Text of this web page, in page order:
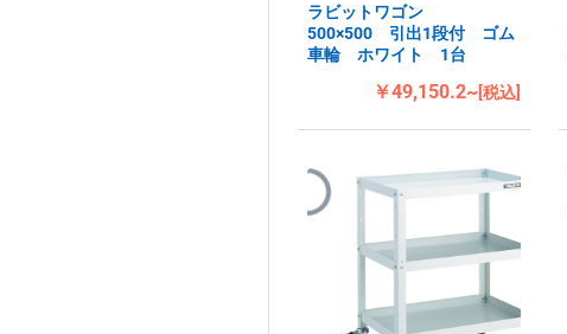
ラビットワゴン
500×500 引出1段付 ゴム
車輪 ホワイト 1台
￥49,150.2~[税込]